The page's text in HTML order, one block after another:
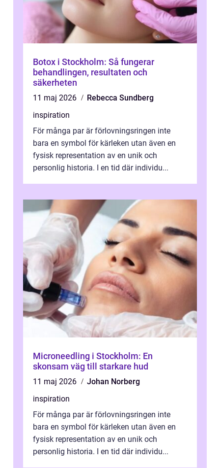
Botox i Stockholm: Så fungerar
behandlingen, resultaten och
säkerheten
11 maj 2026
Rebecca Sundberg
inspiration
För många par är förlovningsringen inte
bara en symbol för kärleken utan även en
fysisk representation av en unik och
personlig historia. I en tid där individu...
Microneedling i Stockholm: En
skonsam väg till starkare hud
11 maj 2026
Johan Norberg
inspiration
För många par är förlovningsringen inte
bara en symbol för kärleken utan även en
fysisk representation av en unik och
personlig historia. I en tid där individu...